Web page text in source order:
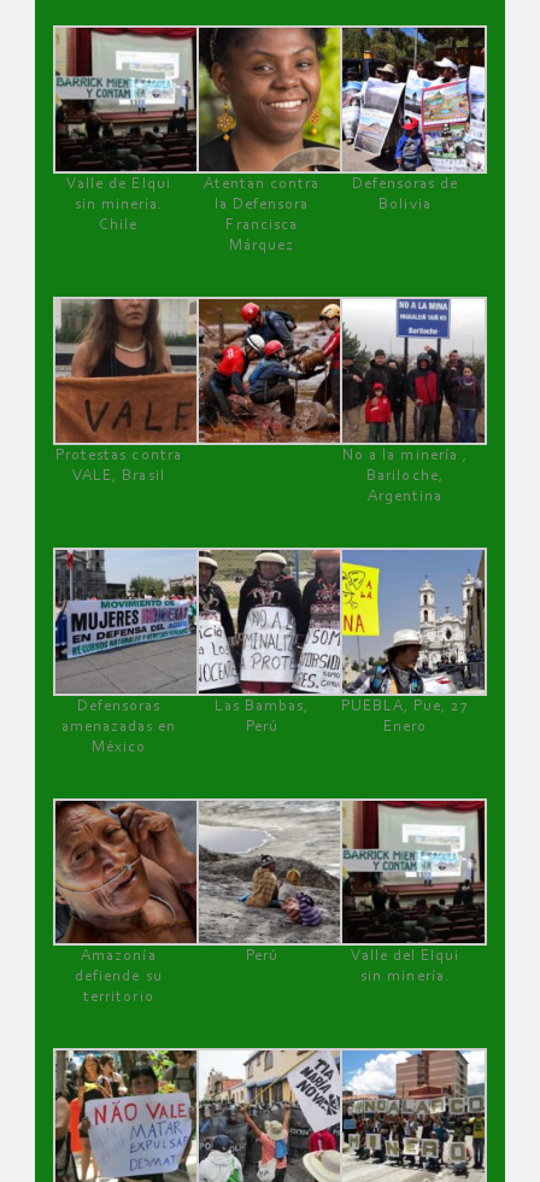
Valle de Elqui
sin minería.
Chile
Atentan contra
la Defensora
Francisca
Márquez
Defensoras de
Bolivia
Protestas contra
VALE, Brasil
No a la minería ,
Bariloche,
Argentina
Defensoras
amenazadas en
México
Las Bambas,
Perú
PUEBLA, Pue, 27
Enero
Amazonía
defiende su
territorio
Perú
Valle del Elqui
sin minería.